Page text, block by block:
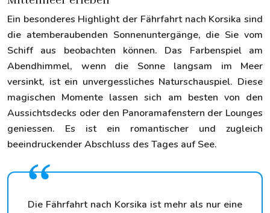
Ein besonderes Highlight der Fährfahrt nach Korsika sind
die atemberaubenden Sonnenuntergänge, die Sie vom
Schiff aus beobachten können. Das Farbenspiel am
Abendhimmel, wenn die Sonne langsam im Meer
versinkt, ist ein unvergessliches Naturschauspiel. Diese
magischen Momente lassen sich am besten von den
Aussichtsdecks oder den Panoramafenstern der Lounges
geniessen. Es ist ein romantischer und zugleich
beeindruckender Abschluss des Tages auf See.
Die Fährfahrt nach Korsika ist mehr als nur eine